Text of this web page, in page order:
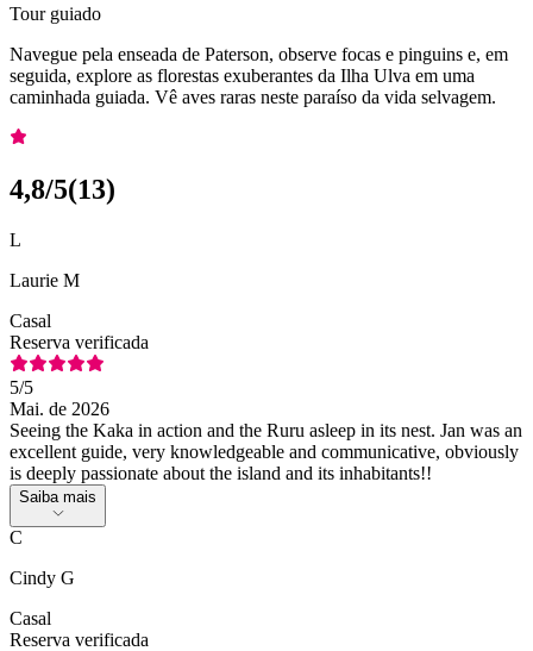
Tour guiado
Navegue pela enseada de Paterson, observe focas e pinguins e, em
seguida, explore as florestas exuberantes da Ilha Ulva em uma
caminhada guiada. Vê aves raras neste paraíso da vida selvagem.
4,8/5(13)
L
Laurie M
Casal
Reserva verificada
5/5
Mai. de 2026
Seeing the Kaka in action and the Ruru asleep in its nest. Jan was an
excellent guide, very knowledgeable and communicative, obviously
is deeply passionate about the island and its inhabitants!!
Saiba mais
C
Cindy G
Casal
Reserva verificada